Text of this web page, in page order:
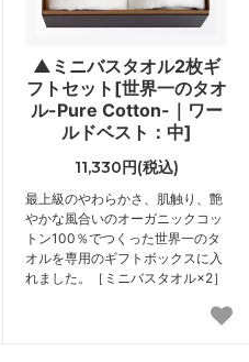
▲ミニバスタオル2枚ギ
フトセット[世界一のタオ
ル-Pure Cotton-｜ワー
ルドベスト：中]
11,330円(税込)
最上級のやわらかさ、肌触り、艶
やかな風合いのオーガニックコッ
トン100％でつくった世界一のタ
オルを専用のギフトボックスに入
れました。［ミニバスタオル×2］